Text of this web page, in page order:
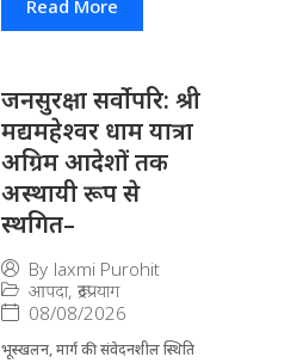
Read More
जनसुरक्षा सर्वोपरि: श्री
मद्यमहेश्वर धाम यात्रा
अग्रिम आदेशों तक
अस्थायी रूप से
स्थगित–
By laxmi Purohit
आपदा, रूद्रप्रयाग
08/08/2026
भूस्खलन, मार्ग की संवेदनशील स्थिति